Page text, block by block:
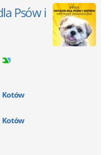
Psów i
Kotów
Kotów